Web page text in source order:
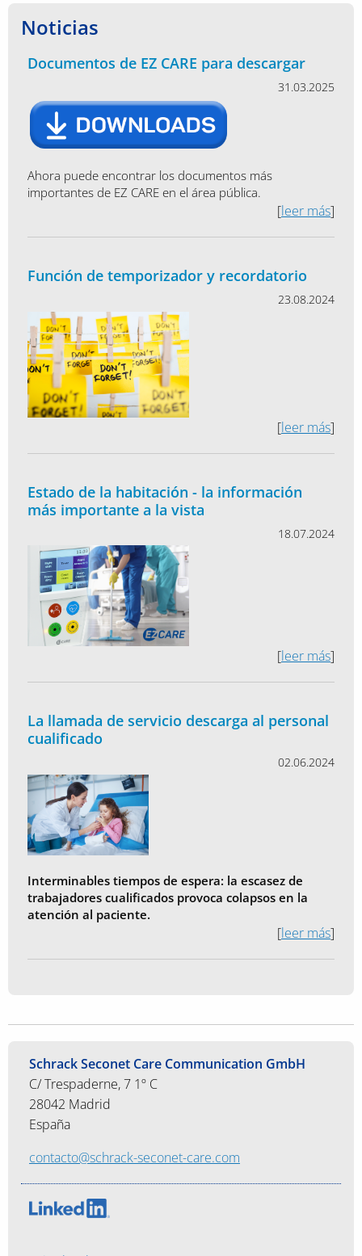
Noticias
Documentos de EZ CARE para descargar
31.03.2025
Ahora puede encontrar los documentos más
importantes de EZ CARE en el área pública.
[leer más]
Función de temporizador y recordatorio
23.08.2024
[leer más]
Estado de la habitación - la información
más importante a la vista
18.07.2024
[leer más]
La llamada de servicio descarga al personal
cualificado
02.06.2024
Interminables tiempos de espera: la escasez de
trabajadores cualificados provoca colapsos en la
atención al paciente.
[leer más]
Schrack Seconet Care Communication GmbH
C/ Trespaderne, 7 1º C
28042 Madrid
España
contacto@schrack-seconet-care.com